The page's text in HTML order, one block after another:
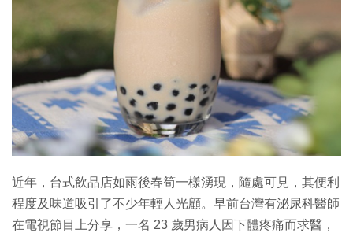
生成式AI與雲端應用
Enterprise Digital Transformation
特集
近年，台式飲品店如雨後春筍一樣湧現，隨處可見，其便利
程度及味道吸引了不少年輕人光顧。早前台灣有泌尿科醫師
在電視節目上分享，一名 23 歲男病人因下體疼痛而求醫，